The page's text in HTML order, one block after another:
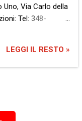
Via Carlo della
Tel: 348-
LEGGI IL RESTO »